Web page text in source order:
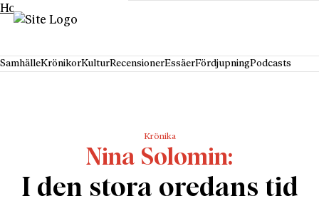
Hoppa till innehåll
SamhälleKrönikorKulturRecensionerEssäerFördjupningPodcasts
Krönika
Nina Solomin
I den stora oredans tid